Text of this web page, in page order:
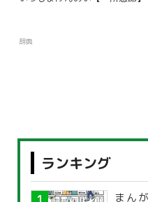
辞典
ランキング
まん